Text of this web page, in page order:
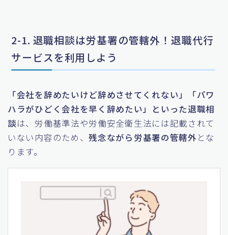
2-1. 退職相談は労基署の管轄外！退職代行
サービスを利用しよう
「会社を辞めたいけど辞めさせてくれない」「パワ
ハラがひどく会社を早く辞めたい」といった退職相
談は、労働基準法や労働安全衛生法には記載されて
いない内容のため、残念ながら労基署の管轄外 とな
ります。